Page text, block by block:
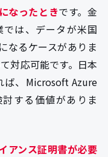
なったときです。金
は、データが米国
なるケースがありま
対応可能です。日本
、Microsoft Azure
する価値がありま
アンス証明書が必要